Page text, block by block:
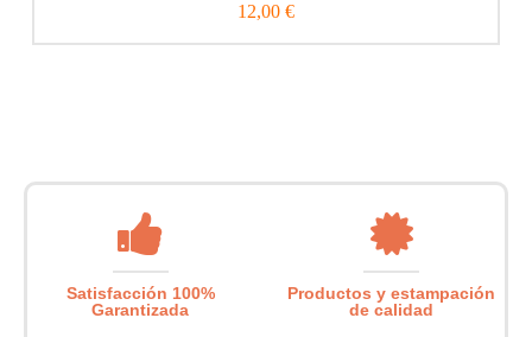
12,00 €
Satisfacción 100%
Garantizada
Productos y estampación
de calidad